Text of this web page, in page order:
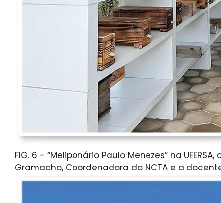
FIG. 6 – “Meliponário Paulo Menezes” na
Gramacho, Coordenadora do NCTA e a